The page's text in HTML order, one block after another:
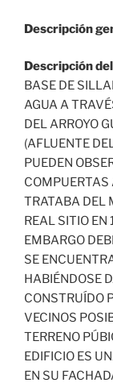
Descripción
Descripción
BASE DE
AGUA A
DEL ARROYO
(AFLUENTE
PUEDEN
COMPUERTAS
TRATABA DEL
REAL SITIO
EMBARGO
SE
HABIÉNDOSE
CONSTRUÍDO
VECINOS
TERRENO
EDIFICIO ES
EN SU